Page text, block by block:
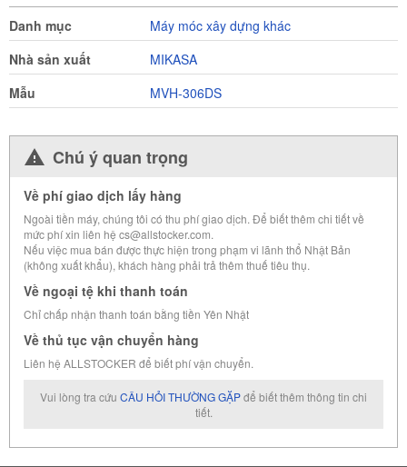
Danh mục
Máy móc xây dựng khác
Nhà sản xuất
MIKASA
Mẫu
MVH-306DS
Chú ý quan trọng
Về phí giao dịch lấy hàng
Ngoài tiền máy, chúng tôi có thu phí giao dịch. Để biết thêm chi tiết về
mức phí xin liên hệ cs@allstocker.com.
Nếu việc mua bán được thực hiện trong phạm vi lãnh thổ Nhật Bản
(không xuất khẩu), khách hàng phải trả thêm thuế tiêu thụ.
Về ngoại tệ khi thanh toán
Chỉ chấp nhận thanh toán bằng tiền Yên Nhật
Về thủ tục vận chuyển hàng
Liên hệ ALLSTOCKER để biết phí vận chuyển.
Vui lòng tra cứu CÂU HỎI THƯỜNG GẶPđể biết thêm thông tin chi
tiết.